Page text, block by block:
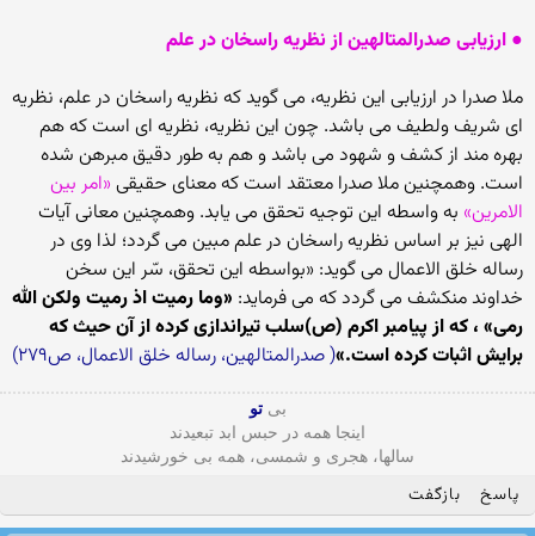
● ارزیابی صدرالمتالهین از نظریه راسخان در علم
ملا صدرا در ارزیابی این نظریه، می گوید که نظریه راسخان در علم، نظریه
ای شریف ولطیف می باشد. چون این نظریه، نظریه ای است که هم
بهره مند از کشف و شهود می باشد و هم به طور دقیق مبرهن شده
است. وهمچنین ملا صدرا معتقد است که معنای حقیقی «امر بین
الامرین» به واسطه این توجیه تحقق می یابد. وهمچنین معانی آیات
الهی نیز بر اساس نظریه راسخان در علم مبین می گردد؛ لذا وی در
رساله خلق الاعمال می گوید: «بواسطه این تحقق، سّر این سخن
خداوند منکشف می گردد که می فرماید: «وما رمیت اذ رمیت ولکن الله
رمی» ، که از پیامبر اکرم (ص)سلب تیراندازی کرده از آن حیث که
برایش اثبات کرده است.»( صدرالمتالهین، رساله خلق الاعمال، ص۲۷۹)
بی تو
اینجا همه در حبس ابد تبعیدند
سالها، هجری و شمسی، همه بی خورشیدند
پاسخ بازگفت